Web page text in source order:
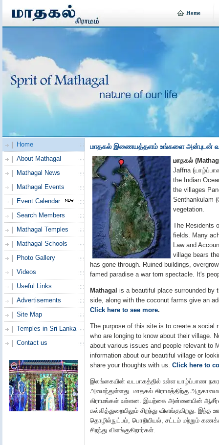
Home
Home
About Mathagal
Mathagal News
Mathagal Events
Event Calendar
Search Members
Mathagal Temples
Mathagal Schools
Photo Gallery
Videos
Useful Links
Advertisements
Site Map
Temples in Sri Lanka
Contact us
மாதகல் இணையத்தளம் உங்களை அன்புடன்
மாதகல்
Jaffna
the Indian
the villages
Senthankulam
vegetation.
The Residents
fields. Many
Law and
village bears
has gone through. Ruined buildings,
famed paradise a war torn spectacle. It's
Mathagal is a beautiful place surrounded by
side, along with the coconut farms give an
Click here to see more.
The purpose of this site is to create a social
who are longing to know about their village.
about various issues and people relevant to
information about our beautiful village or
share your thoughts with us. Click here to
இலங்கையின் வடபாகத்தில் உள்ள யாழ்ப்பாண
அமைந்துள்ளது. மாதகல் கிராமத்திற்கு
கிராமங்கள் உள்ளன. இயற்கை அன்னையின்
கல்வித்துறையிலும் சிறந்து விளங்குகிறது.
தொழில்நுட்பம், பொறியியல், சட்டம் மற்றும்
சிறந்து விளங்குகிறார்கள்.